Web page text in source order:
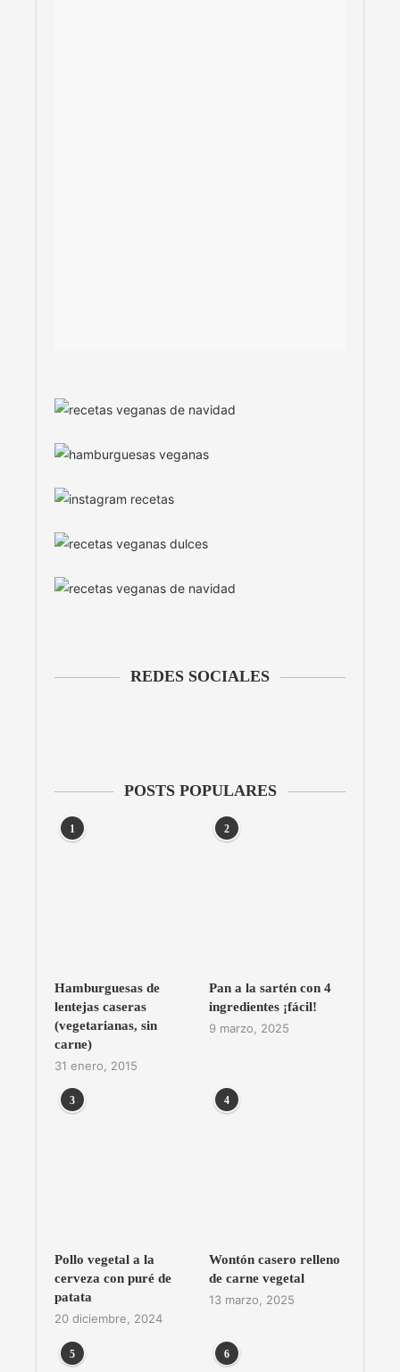
REDES SOCIALES
POSTS POPULARES
1
Hamburguesas de
lentejas caseras
(vegetarianas, sin
carne)
31 enero, 2015
2
Pan a la sartén con 4
ingredientes ¡fácil!
9 marzo, 2025
3
Pollo vegetal a la
cerveza con puré de
patata
20 diciembre, 2024
4
Wontón casero relleno
de carne vegetal
13 marzo, 2025
5 6